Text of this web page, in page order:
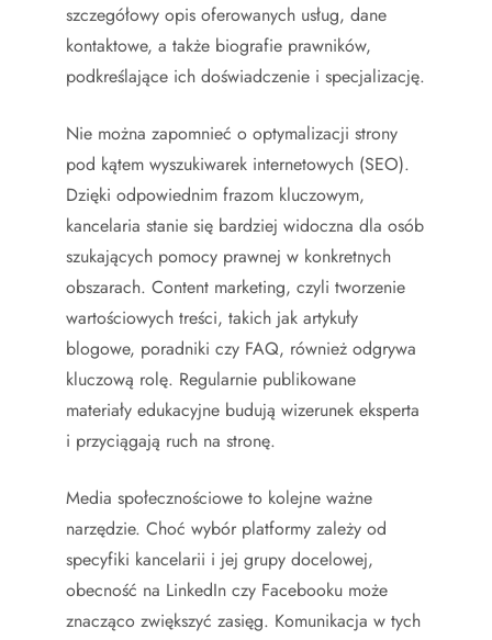
szczegółowy opis oferowanych usług, dane
kontaktowe, a także biografie prawników,
podkreślające ich doświadczenie i specjalizację.
Nie można zapomnieć o optymalizacji strony
pod kątem wyszukiwarek internetowych (SEO).
Dzięki odpowiednim frazom kluczowym,
kancelaria stanie się bardziej widoczna dla osób
szukających pomocy prawnej w konkretnych
obszarach. Content marketing, czyli tworzenie
wartościowych treści, takich jak artykuły
blogowe, poradniki czy FAQ, również odgrywa
kluczową rolę. Regularnie publikowane
materiały edukacyjne budują wizerunek eksperta
i przyciągają ruch na stronę.
Media społecznościowe to kolejne ważne
narzędzie. Choć wybór platformy zależy od
specyfiki kancelarii i jej grupy docelowej,
obecność na LinkedIn czy Facebooku może
znacząco zwiększyć zasięg. Komunikacja w tych